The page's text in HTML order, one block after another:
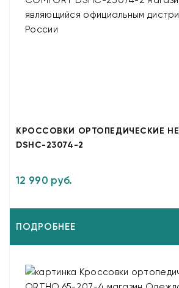
КРОССОВКИ ОРТОПЕДИЧЕСКИЕ
DSHC-23074-2
12 990 руб.
ПОДРОБНЕЕ